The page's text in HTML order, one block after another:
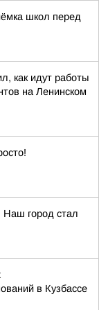
школ перед
как идут работы
на Ленинском
Наш город стал
в Кузбассе